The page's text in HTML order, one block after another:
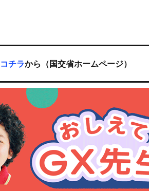
コチラから（国交省ホームページ）